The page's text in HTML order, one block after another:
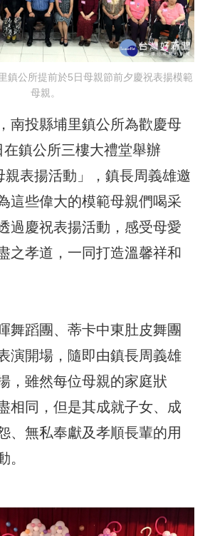
鎮公所提前於5日母親節前夕慶祝表揚模範
母親。
南投縣埔里鎮公所為歡慶母
鎮公所三樓大禮堂舉辦
親表揚活動」，鎮長周義雄邀
這些偉大的模範母親們喝采
過慶祝表揚活動，感受母愛
之孝道，一同打造溫馨祥和
舞蹈團、蒂卡中東肚皮舞團
演開場，隨即由鎮長周義雄
，雖然每位母親的家庭狀
相同，但是其成就子女、成
、無私奉獻及孝順長輩的用
。